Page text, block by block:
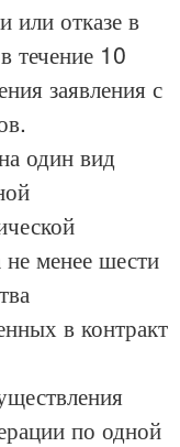
отказе в
течение 10
заявления с
один вид
не менее шести
в контракт
по одной